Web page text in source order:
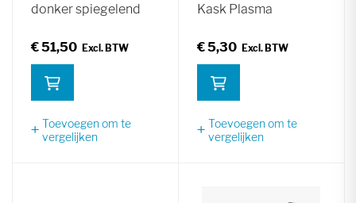
donker spiegelend
€ 51,50
Toevoegen om te
vergelijken
Kask Plasma
€ 5,30
Toevoegen om te
vergelijken